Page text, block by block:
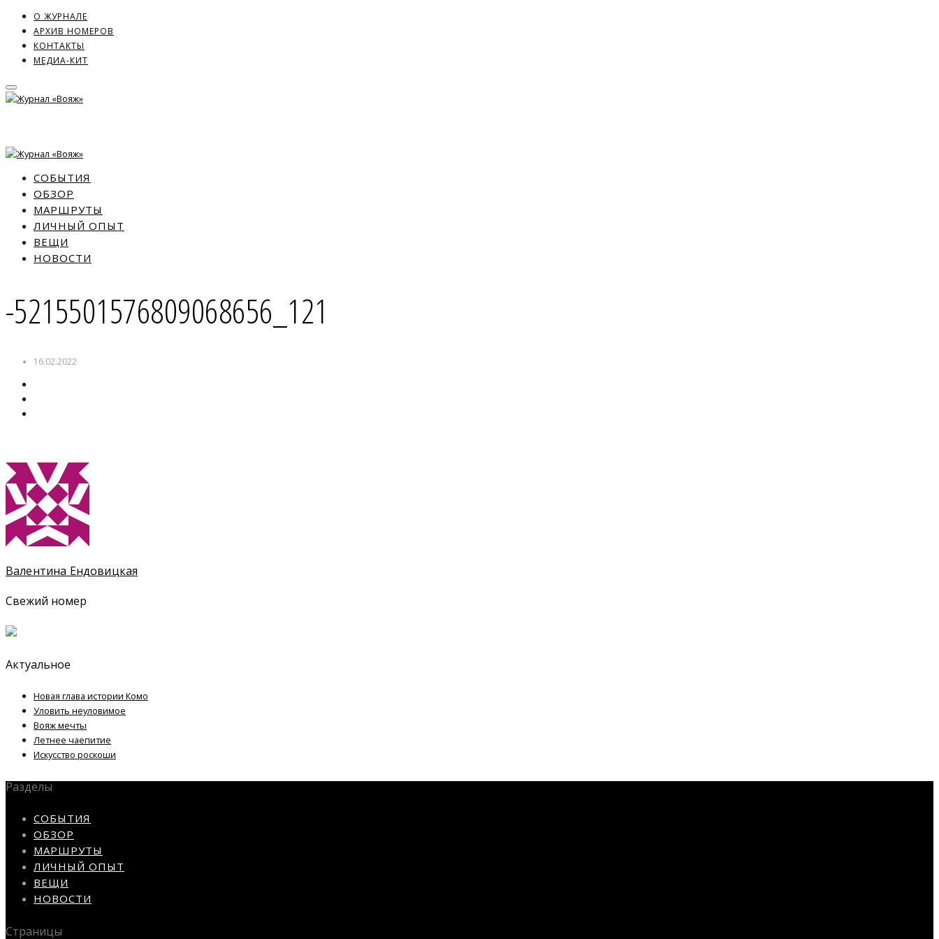
О ЖУРНАЛЕ
АРХИВ НОМЕРОВ
КОНТАКТЫ
МЕДИА-КИТ
СОБЫТИЯ
ОБЗОР
МАРШРУТЫ
ЛИЧНЫЙ ОПЫТ
ВЕЩИ
НОВОСТИ
-5215501576809068656_121
16.02.2022
Валентина Ендовицкая
Свежий номер
Актуальное
Новая глава истории Комо
Уловить неуловимое
Вояж мечты
Летнее чаепитие
Искусство роскоши
Разделы
СОБЫТИЯ
ОБЗОР
МАРШРУТЫ
ЛИЧНЫЙ ОПЫТ
ВЕЩИ
НОВОСТИ
Страницы